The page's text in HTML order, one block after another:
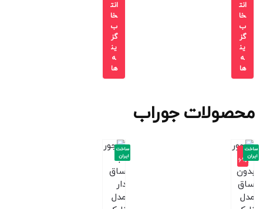
انت
خا
ب
گز
ین
ه
ها
انت
خا
ب
گز
ین
ه
ها
محصولات جوراب
-1
6%
ساخت
ایران
ساخت
ایران